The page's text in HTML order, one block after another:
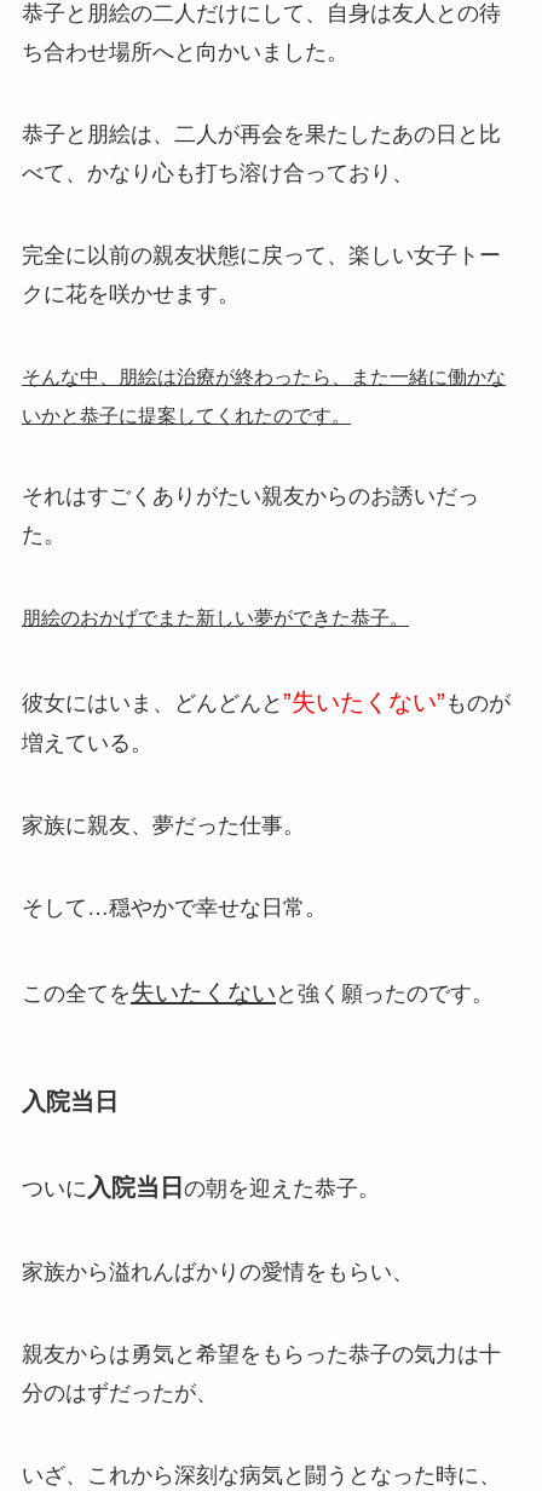
恭子と朋絵の二人だけにして、自身は友人との待
ち合わせ場所へと向かいました。
恭子と朋絵は、二人が再会を果たしたあの日と比
べて、かなり心も打ち溶け合っており、
完全に以前の親友状態に戻って、楽しい女子トー
クに花を咲かせます。
そんな中、朋絵は治療が終わったら、また一緒に働かな
いかと恭子に提案してくれたのです。
それはすごくありがたい親友からのお誘いだっ
た。
朋絵のおかげでまた新しい夢ができた恭子。
彼女にはいま、どんどんと ”失いたくない” ものが
増えている。
家族に親友、夢だった仕事。
そして…穏やかで幸せな日常。
この全てを失いたくない と強く願ったのです。
入院当日
ついに 入院当日 の朝を迎えた恭子。
家族から溢れんばかりの愛情をもらい、
親友からは勇気と希望をもらった恭子の気力は十
分のはずだったが、
いざ、これから深刻な病気と闘うとなった時に、